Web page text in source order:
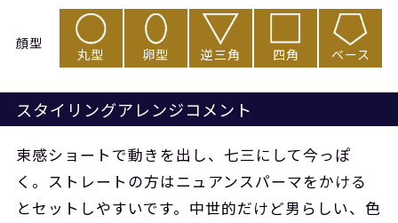
顔型
丸型 卵型 逆三角 四角 ベース
スタイリングアレンジコメント
束感ショートで動きを出し、七三にして今っぽ
く。ストレートの方はニュアンスパーマをかける
とセットしやすいです。中世的だけど男らしい、色